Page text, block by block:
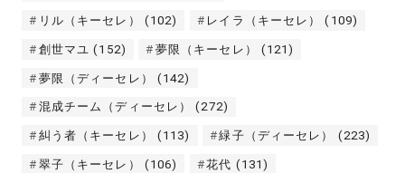
リル（キーセレ） (102) レイラ（キーセレ） (109)
創世マユ (152) 夢限（キーセレ） (121)
夢限（ディーセレ） (142)
混成チーム（ディーセレ） (272)
糾う者（キーセレ） (113) 緑子（ディーセレ） (223)
翠子（キーセレ） (106) 花代 (131)